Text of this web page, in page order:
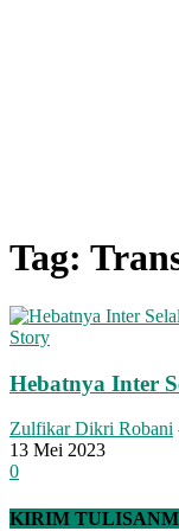
Tag:
Story
Hebatnya Inter
Zulfikar Dikri Robani
13 Mei 2023
0
KIRIM